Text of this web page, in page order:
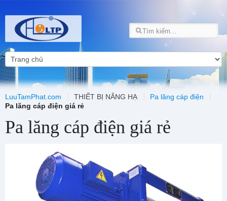
LuuTamPhat.com THIẾT BỊ NÂNG HẠ
Pa lăng cáp điện
Pa lăng cáp điện giá rẻ
Pa lăng cáp điện giá rẻ